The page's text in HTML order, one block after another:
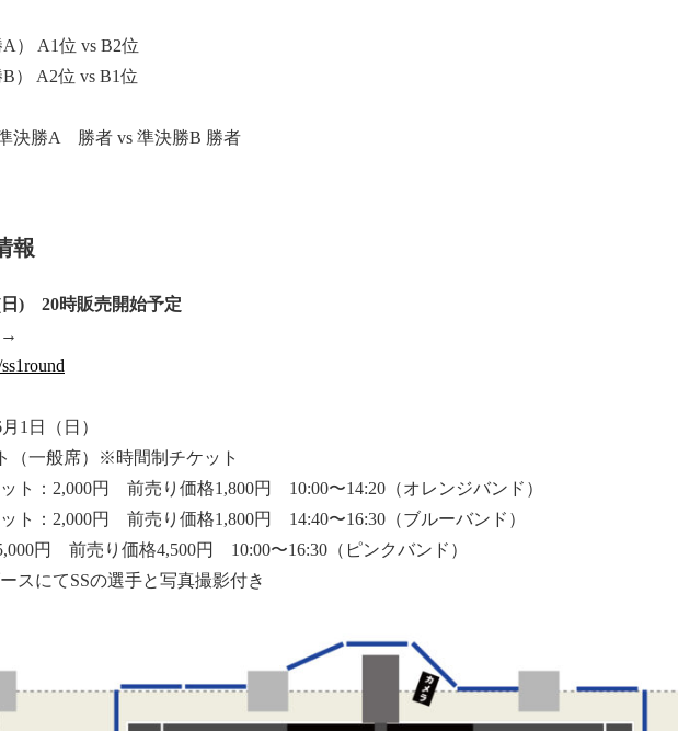
） A1位 vs B2位
） A2位 vs B1位
決勝A 勝者 vs 準決勝B 勝者
報
日) 20時販売開始予定
→
1日（日）
（一般席）※時間制チケット
ト：2,000円 前売り価格1,800円 10:00〜14:20（オレンジバンド）
ト：2,000円 前売り価格1,800円 14:40〜16:30（ブルーバンド）
円 前売り価格4,500円 10:00〜16:30（ピンクバンド）
スにてSSの選手と写真撮影付き